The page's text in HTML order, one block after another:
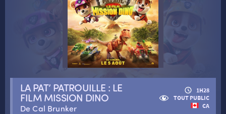
RETOUR
LA PAT’ PATROUILLE : LE
FILM MISSION DINO
De Cal Brunker
1H28
TOUT PUBLIC
CA